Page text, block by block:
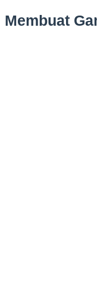
Membuat